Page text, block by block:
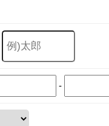
-